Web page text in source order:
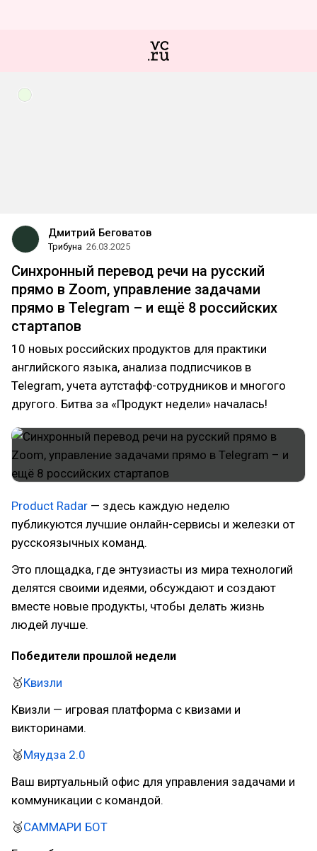
Дмитрий Беговатов
Трибуна 26.03.2025
Синхронный перевод речи на русский
прямо в Zoom, управление задачами
прямо в Telegram – и ещё 8 российских
стартапов
10 новых российских продуктов для практики
английского языка, анализа подписчиков в
Telegram, учета аутстафф-сотрудников и многого
другого. Битва за «Продукт недели» началась!
Product Radar — здесь каждую неделю
публикуются лучшие онлайн-сервисы и железки от
русскоязычных команд.
Это площадка, где энтузиасты из мира технологий
делятся своими идеями, обсуждают и создают
вместе новые продукты, чтобы делать жизнь
людей лучше.
Победители прошлой недели
🥇Квизли
Квизли — игровая платформа с квизами и
викторинами.
🥈Мяудза 2.0
Ваш виртуальный офис для управления задачами и
коммуникации с командой.
🥉САММАРИ БОТ